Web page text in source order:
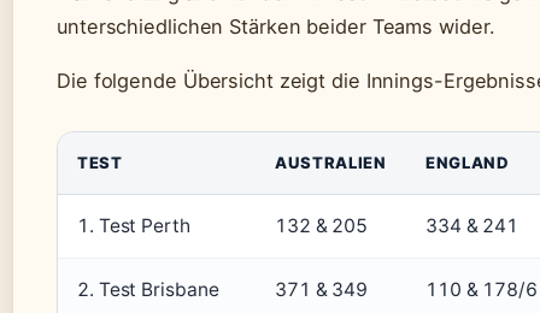
unterschiedlichen Stärken beider Teams wider.
Die folgende Übersicht zeigt die Innings-
TEST AUSTRALIEN ENGLAND
1. Test Perth 132 & 205 334 & 241
2. Test Brisbane 371 & 349 110 & 178/6